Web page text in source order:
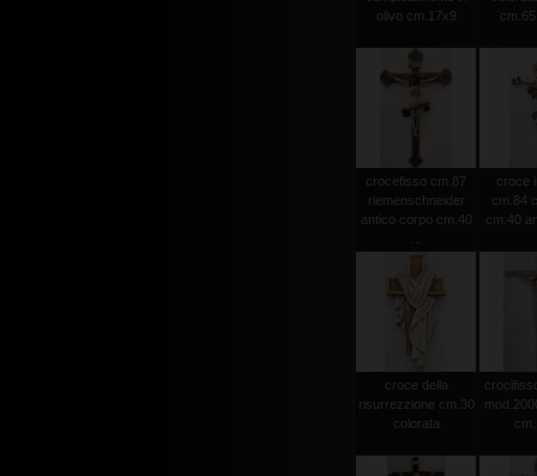
olivo cm.17x9
crocefisso cm.87
riemenschneider
antico corpo cm.40
croce
cm.84
cm.40
croce della
risurrezzione cm.30
colorata